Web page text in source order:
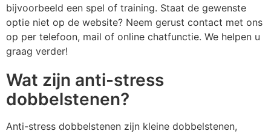
bijvoorbeeld een spel of training. Staat de gewenste
optie niet op de website? Neem gerust contact met ons
op per telefoon, mail of online chatfunctie. We helpen u
graag verder!
Wat zijn anti-stress
dobbelstenen?
Anti-stress dobbelstenen zijn kleine dobbelstenen,